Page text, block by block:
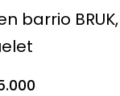
barrio BRUK,